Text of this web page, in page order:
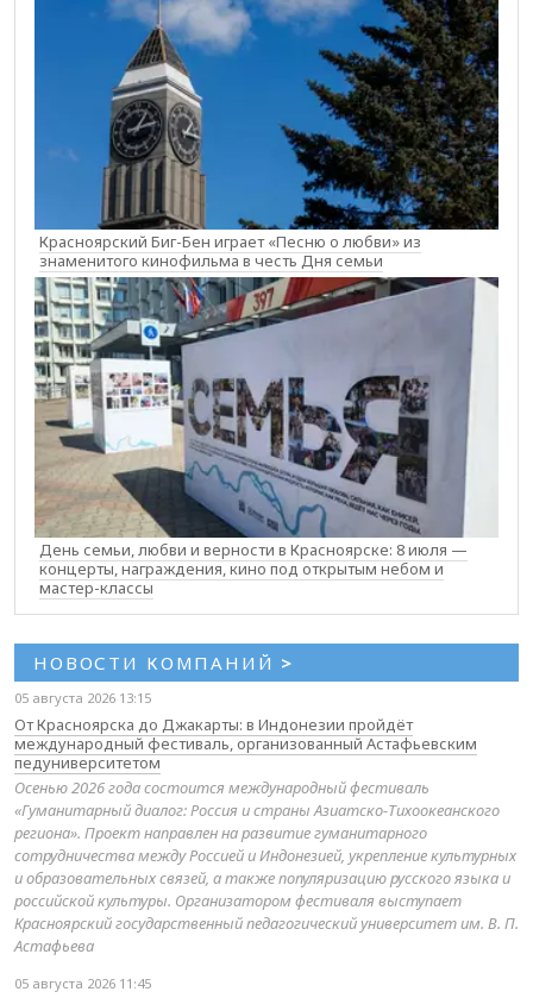
Красноярский Биг-Бен играет «Песню о любви» из
знаменитого кинофильма в честь Дня семьи
День семьи, любви и верности в Красноярске: 8 июля —
концерты, награждения, кино под открытым небом и
мастер-классы
НОВОСТИ КОМПАНИЙ >
05 августа 2026 13:15
От Красноярска до Джакарты: в Индонезии пройдёт
международный фестиваль, организованный Астафьевским
педуниверситетом
Осенью 2026 года состоится международный фестиваль
«Гуманитарный диалог: Россия и страны Азиатско-Тихоокеанского
региона». Проект направлен на развитие гуманитарного
сотрудничества между Россией и Индонезией, укрепление культурных
и образовательных связей, а также популяризацию русского языка и
российской культуры. Организатором фестиваля выступает
Красноярский государственный педагогический университет им. В. П.
Астафьева
05 августа 2026 11:45